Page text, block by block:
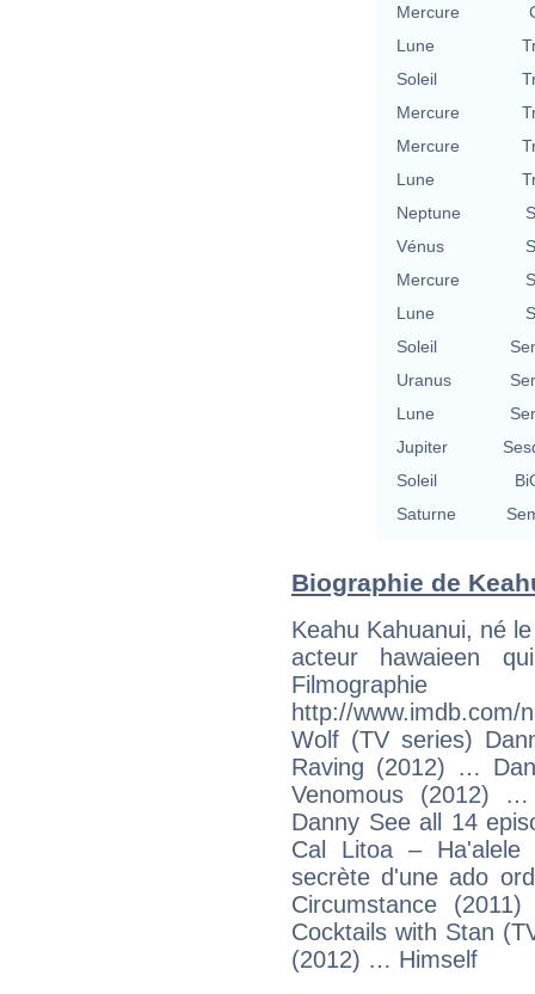
Mercure
Lune
Soleil
Mercure
Mercure
Lune
Neptune
Vénus
Mercure
Lune
Soleil
Uranus
Lune
Jupiter
Soleil
Saturne
Biographie de
Keahu Kahuanui, né
acteur hawaieen
http://www.imdb.com/
Wolf (TV series)
Raving (2012) …
Venomous (2012)
Danny See all 14
Cal Litoa –
secrète d'une ado
Circumstance
Cocktails with Stan
(2012) … Himself